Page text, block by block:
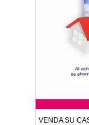
VENDA SU